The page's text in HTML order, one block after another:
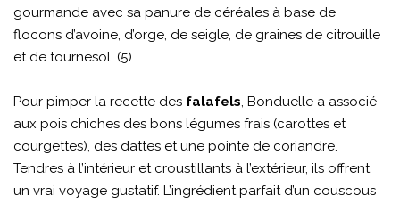
gourmande avec sa panure de céréales à base de
flocons d’avoine, d’orge, de seigle, de graines de citrouille
et de tournesol. (5)
Pour pimper la recette des falafels, Bonduelle a associé
aux pois chiches des bons légumes frais (carottes et
courgettes), des dattes et une pointe de coriandre.
Tendres à l’intérieur et croustillants à l’extérieur, ils offrent
un vrai voyage gustatif. L’ingrédient parfait d’un couscous